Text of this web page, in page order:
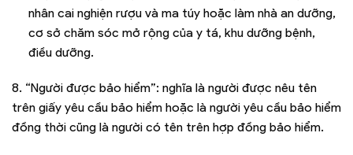
nhân cai nghiện rượu và ma túy hoặc làm nhà an dưỡng,
cơ sở chăm sóc mở rộng của y tá, khu dưỡng bệnh,
điều dưỡng.
8. “Người được bảo hiểm”: nghĩa là người được nêu tên
trên giấy yêu cầu bảo hiểm hoặc là người yêu cầu bảo hiểm
đồng thời cũng là người có tên trên hợp đồng bảo hiểm.